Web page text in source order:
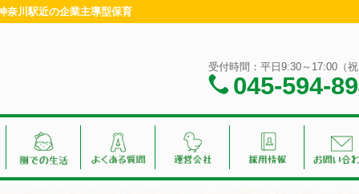
奈川駅近の企業主導型保育
受付時間：平日9:30～17:00（
045-594-